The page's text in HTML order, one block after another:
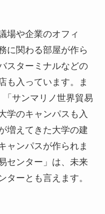
場や企業のオフィ
に関わる部屋が作ら
スターミナルなどの
も入っています。ま
サンマリノ世界貿易
学のキャンパスも入
増えてきた大学の建
ャンパスが作られま
センター」は、未来
ターとも言えます。